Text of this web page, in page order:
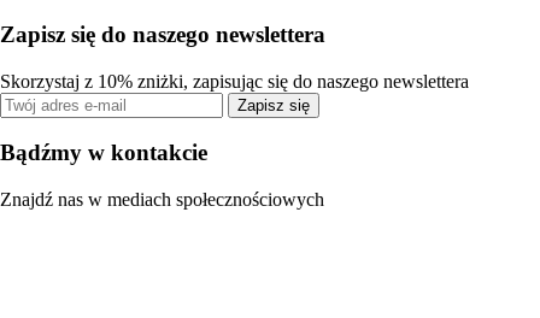
Zapisz się do naszego newslettera
Skorzystaj z 10% zniżki, zapisując się do naszego newslettera
Zapisz się
Bądźmy w kontakcie
Znajdź nas w mediach społecznościowych